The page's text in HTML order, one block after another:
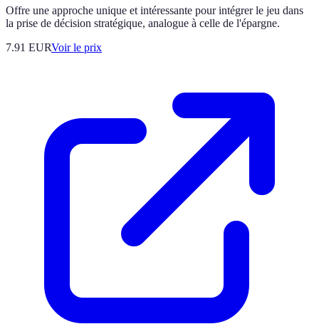
Offre une approche unique et intéressante pour intégrer le jeu dans
la prise de décision stratégique, analogue à celle de l'épargne.
7.91 EURVoir le prix